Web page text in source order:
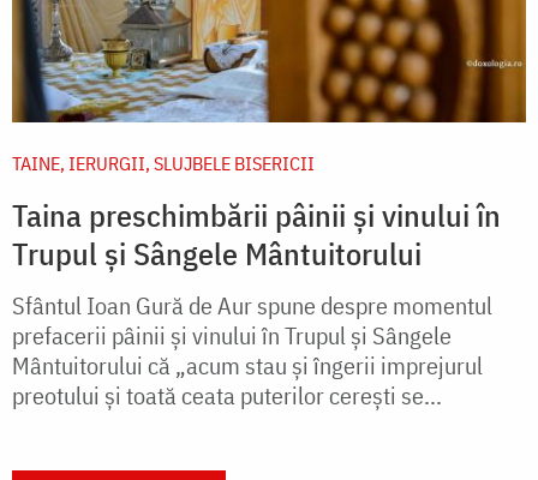
TAINE, IERURGII, SLUJBELE BISERICII
Taina preschimbării pâinii și vinului în
Trupul și Sângele Mântuitorului
Sfântul Ioan Gură de Aur spune despre momentul
prefacerii pâinii și vinului în Trupul și Sângele
Mântuitorului că „acum stau și îngerii imprejurul
preotului și toată ceata puterilor cerești se...